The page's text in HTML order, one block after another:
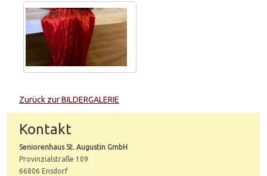
Zurück zur BILDERGALERIE
Kontakt
Seniorenhaus St. Augustin GmbH
Provinzialstraße 109
66806 Ensdorf